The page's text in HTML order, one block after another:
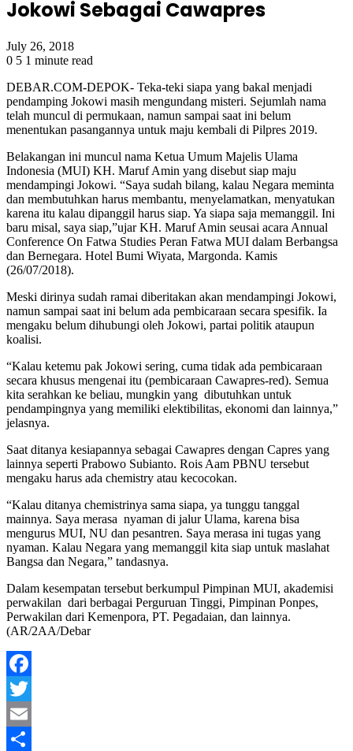
Jokowi Sebagai Cawapres
July 26, 2018
0 5 1 minute read
DEBAR.COM-DEPOK- Teka-teki siapa yang bakal menjadi
pendamping Jokowi masih mengundang misteri. Sejumlah nama
telah muncul di permukaan, namun sampai saat ini belum
menentukan pasangannya untuk maju kembali di Pilpres 2019.
Belakangan ini muncul nama Ketua Umum Majelis Ulama
Indonesia (MUI) KH. Maruf Amin yang disebut siap maju
mendampingi Jokowi. “Saya sudah bilang, kalau Negara meminta
dan membutuhkan harus membantu, menyelamatkan, menyatukan
karena itu kalau dipanggil harus siap. Ya siapa saja memanggil. Ini
baru misal, saya siap,”ujar KH. Maruf Amin seusai acara Annual
Conference On Fatwa Studies Peran Fatwa MUI dalam Berbangsa
dan Bernegara. Hotel Bumi Wiyata, Margonda. Kamis
(26/07/2018).
Meski dirinya sudah ramai diberitakan akan mendampingi Jokowi,
namun sampai saat ini belum ada pembicaraan secara spesifik. Ia
mengaku belum dihubungi oleh Jokowi, partai politik ataupun
koalisi.
“Kalau ketemu pak Jokowi sering, cuma tidak ada pembicaraan
secara khusus mengenai itu (pembicaraan Cawapres-red). Semua
kita serahkan ke beliau, mungkin yang dibutuhkan untuk
pendampingnya yang memiliki elektibilitas, ekonomi dan lainnya,”
jelasnya.
Saat ditanya kesiapannya sebagai Cawapres dengan Capres yang
lainnya seperti Prabowo Subianto. Rois Aam PBNU tersebut
mengaku harus ada chemistry atau kecocokan.
“Kalau ditanya chemistrinya sama siapa, ya tunggu tanggal
mainnya. Saya merasa nyaman di jalur Ulama, karena bisa
mengurus MUI, NU dan pesantren. Saya merasa ini tugas yang
nyaman. Kalau Negara yang memanggil kita siap untuk maslahat
Bangsa dan Negara,” tandasnya.
Dalam kesempatan tersebut berkumpul Pimpinan MUI, akademisi
perwakilan dari berbagai Perguruan Tinggi, Pimpinan Ponpes,
Perwakilan dari Kemenpora, PT. Pegadaian, dan lainnya.
(AR/2AA/Debar
Facebook
Twitter
Email